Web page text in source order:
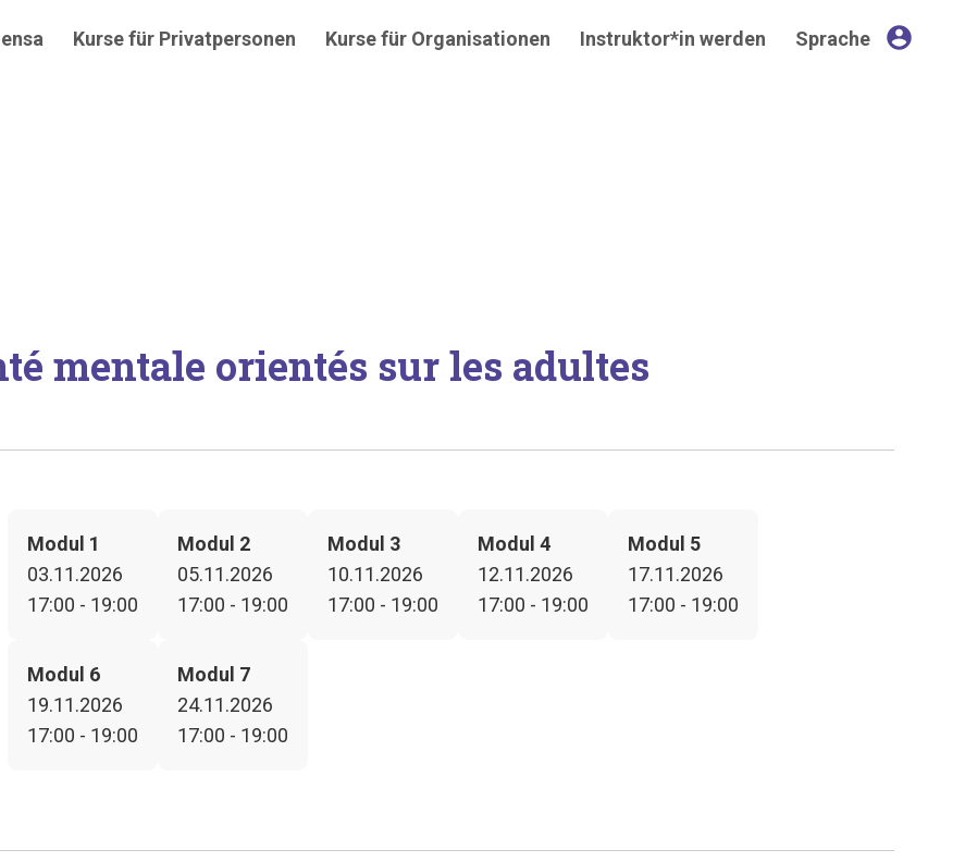
Kurse für Privatpersonen Kurse für Organisationen Instruktor*in werden Sprache account_circle
mentale orientés sur les adultes
Modul 1
03.11.2026
17:00 - 19:00
Modul 2
05.11.2026
17:00 - 19:00
Modul 3
10.11.2026
17:00 - 19:00
Modul 4
12.11.2026
17:00 - 19:00
Modul 5
17.11.2026
17:00 - 19:00
Modul 6
19.11.2026
17:00 - 19:00
Modul 7
24.11.2026
17:00 - 19:00